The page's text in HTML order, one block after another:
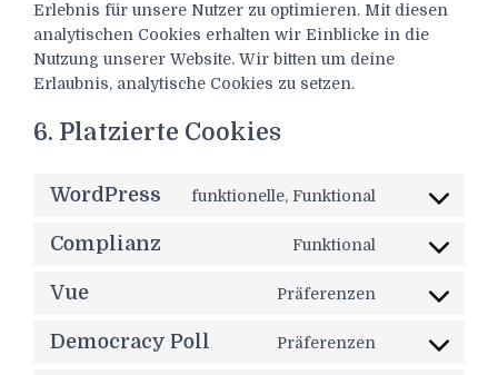
Erlebnis für unsere Nutzer zu optimieren. Mit diesen
analytischen Cookies erhalten wir Einblicke in die
Nutzung unserer Website. Wir bitten um deine
Erlaubnis, analytische Cookies zu setzen.
6. Platzierte Cookies
WordPress funktionelle, Funktional
Consent
service
Complianz Funktional
Consent
service
Vue Präferenzen
Consent
service
Democracy Poll Präferenzen
Consent